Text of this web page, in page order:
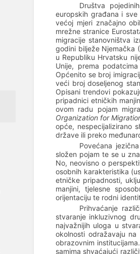
Društva
europskih građana i
većoj mjeri značajno
mrežne stranice
migracije stanovništva
godini bilježe Njemačka
u Republiku Hrvatsku
Unije, prema
Općenito se broj
veći broj doseljenog
Opisani trendovi
pripadnici etničkih
ovom radu pojam
Organization for
opće, nespecijalizirano
države ili preko
Povećana
složen pojam te se u
No, neovisno o
osobnih karakteristika
etničke pripadnosti,
manjini, tjelesne
orijentaciju te rodni
Prihvaćanje
stvaranje inkluzivnog
najvažnijih uloga u
okolnosti odražavaju
obrazovnim
samima shvaćajući